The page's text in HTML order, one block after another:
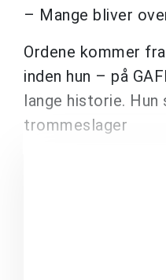
– Mange bliver
Ordene kommer
inden hun – på
lange historie.
trommeslager